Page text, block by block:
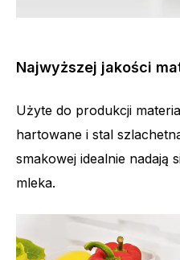
Najwyższej jakości
Użyte do produkcji
hartowane i stal
smakowej idealnie nadają
mleka.